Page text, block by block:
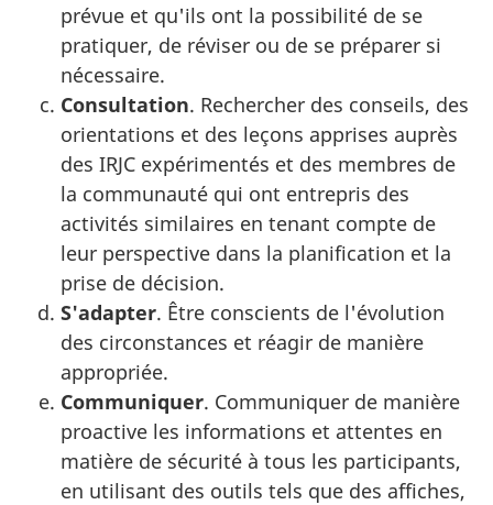
prévue et qu'ils ont la possibilité de se
pratiquer, de réviser ou de se préparer si
nécessaire.
Consultation. Rechercher des conseils, des
orientations et des leçons apprises auprès
des IRJC expérimentés et des membres de
la communauté qui ont entrepris des
activités similaires en tenant compte de
leur perspective dans la planification et la
prise de décision.
S'adapter. Être conscients de l'évolution
des circonstances et réagir de manière
appropriée.
Communiquer. Communiquer de manière
proactive les informations et attentes en
matière de sécurité à tous les participants,
en utilisant des outils tels que des affiches,